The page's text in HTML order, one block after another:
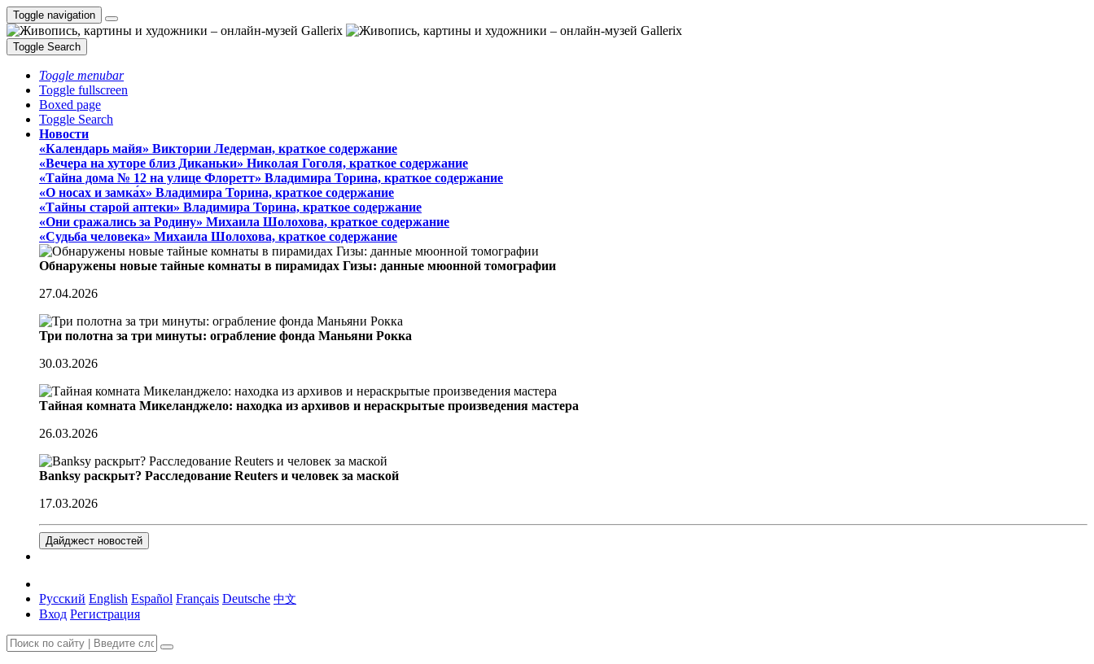
Toggle navigation
Toggle Search
Toggle menubar
Toggle fullscreen
Boxed page
Toggle Search
Новости
«Календарь майя» Виктории Ледерман, краткое содержание
«Вечера на хуторе близ Диканьки» Николая Гоголя, краткое содержание
«Тайна дома № 12 на улице Флоретт» Владимира Торина, краткое содержание
«О носах и замка́х» Владимира Торина, краткое содержание
«Тайны старой аптеки» Владимира Торина, краткое содержание
«Они сражались за Родину» Михаила Шолохова, краткое содержание
«Судьба человека» Михаила Шолохова, краткое содержание
Обнаружены новые тайные комнаты в пирамидах Гизы: данные мюонной томографии
27.04.2026
Три полотна за три минуты: ограбление фонда Маньяни Рокка
30.03.2026
Тайная комната Микеланджело: находка из архивов и нераскрытые произведения мастера
26.03.2026
Banksy раскрыт? Расследование Reuters и человек за маской
17.03.2026
Дайджест новостей
Русский English Español Français Deutsche 中文
Вход Регистрация